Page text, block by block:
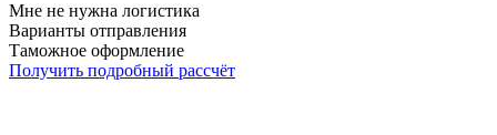
Мне не нужна логистика
Варианты отправления
Таможное оформление
Получить подробный рассчёт